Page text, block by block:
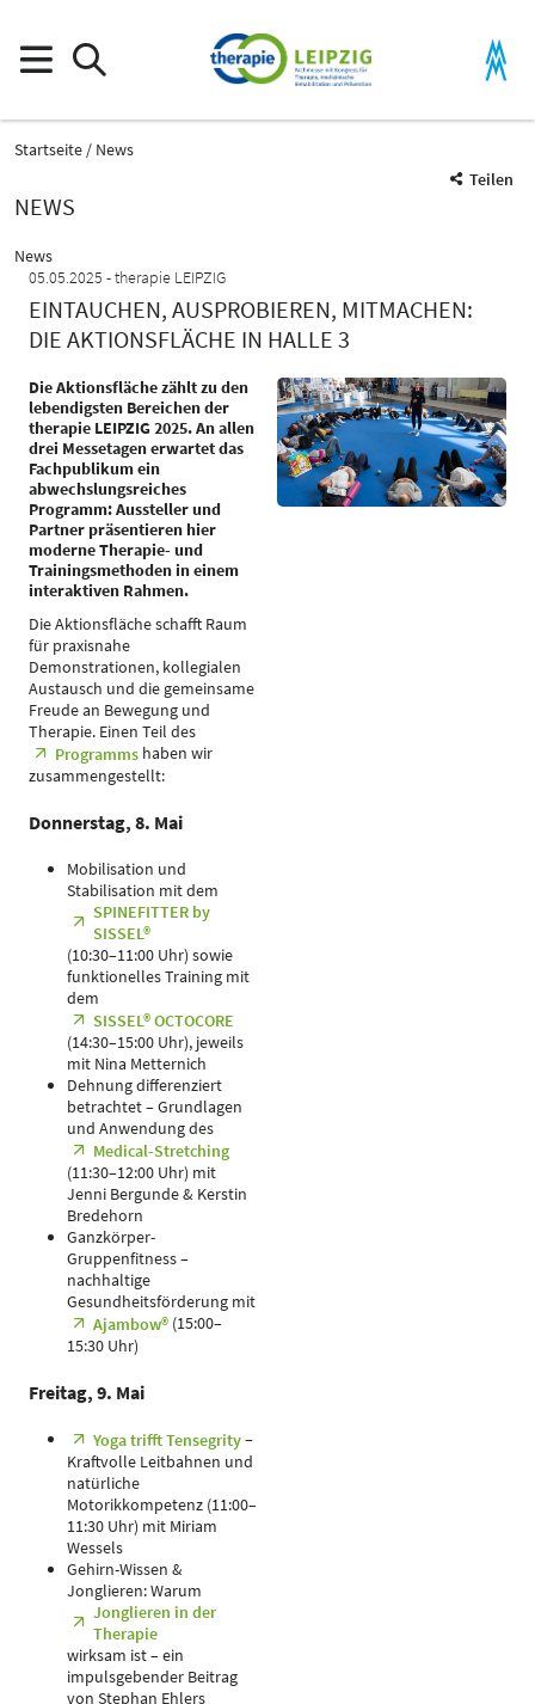
Startseite
News
Teilen
NEWS
News
05.05.2025
therapie LEIPZIG
EINTAUCHEN, AUSPROBIEREN, MITMACHEN:
DIE AKTIONSFLÄCHE IN HALLE 3
Die Aktionsfläche zählt zu den
lebendigsten Bereichen der
therapie LEIPZIG 2025. An allen
drei Messetagen erwartet das
Fachpublikum ein
abwechslungsreiches
Programm: Aussteller und
Partner präsentieren hier
moderne Therapie- und
Trainingsmethoden in einem
interaktiven Rahmen.
Die Aktionsfläche schafft Raum
für praxisnahe
Demonstrationen, kollegialen
Austausch und die gemeinsame
Freude an Bewegung und
Therapie. Einen Teil des
Programmshaben wir
zusammengestellt:
Donnerstag, 8. Mai
Mobilisation und
Stabilisation mit dem
SPINEFITTER by
SISSEL®
(10:30–11:00 Uhr) sowie
funktionelles Training mit
dem
SISSEL® OCTOCORE
(14:30–15:00 Uhr), jeweils
mit Nina Metternich
Dehnung differenziert
betrachtet – Grundlagen
und Anwendung des
Medical-Stretching
(11:30–12:00 Uhr) mit
Jenni Bergunde & Kerstin
Bredehorn
Ganzkörper-
Gruppenfitness –
nachhaltige
Gesundheitsförderung mit
Ajambow®(15:00–
15:30 Uhr)
Freitag, 9. Mai
Yoga trifft Tensegrity–
Kraftvolle Leitbahnen und
natürliche
Motorikkompetenz (11:00–
11:30 Uhr) mit Miriam
Wessels
Gehirn-Wissen &
Jonglieren: Warum
Jonglieren in der
Therapie
wirksam ist – ein
impulsgebender Beitrag
von Stephan Ehlers